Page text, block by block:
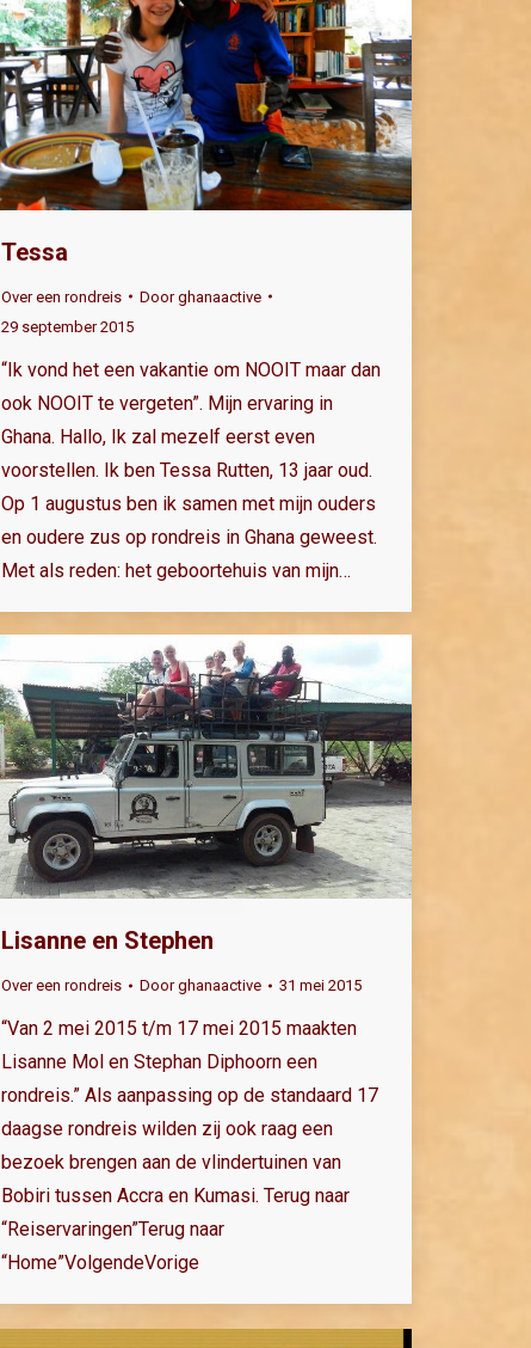
Tessa
Over een rondreis Doorghanaactive
29 september 2015
“Ik vond het een vakantie om NOOIT maar dan
ook NOOIT te vergeten”. Mijn ervaring in
Ghana. Hallo, Ik zal mezelf eerst even
voorstellen. Ik ben Tessa Rutten, 13 jaar oud.
Op 1 augustus ben ik samen met mijn ouders
en oudere zus op rondreis in Ghana geweest.
Met als reden: het geboortehuis van mijn…
Lisanne en Stephen
Over een rondreis Doorghanaactive 31 mei 2015
“Van 2 mei 2015 t/m 17 mei 2015 maakten
Lisanne Mol en Stephan Diphoorn een
rondreis.” Als aanpassing op de standaard 17
daagse rondreis wilden zij ook raag een
bezoek brengen aan de vlindertuinen van
Bobiri tussen Accra en Kumasi. Terug naar
“Reiservaringen”Terug naar
“Home”VolgendeVorige